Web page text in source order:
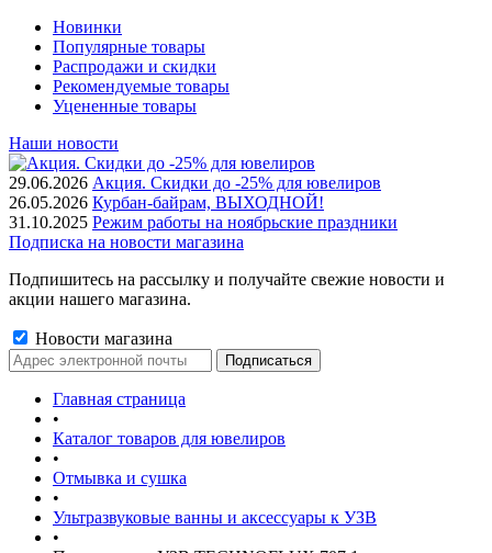
Новинки
Популярные товары
Распродажи и скидки
Рекомендуемые товары
Уцененные товары
Наши новости
29.06.2026 Акция. Скидки до -25% для ювелиров
26.05.2026 Курбан-байрам, ВЫХОДНОЙ!
31.10.2025 Режим работы на ноябрьские праздники
Подписка на новости магазина
Подпишитесь на рассылку и получайте свежие новости и
акции нашего магазина.
Новости магазина
Главная страница
•
Каталог товаров для ювелиров
•
Отмывка и сушка
•
Ультразвуковые ванны и аксессуары к УЗВ
•